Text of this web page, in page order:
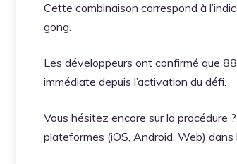
Cette combinaison correspond à
gong.
Les développeurs ont confirmé que
immédiate depuis l’activation du défi.
Vous hésitez encore sur la procédure
plateformes (iOS, Android, Web)